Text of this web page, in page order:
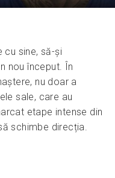
cu sine, să-și
nou început. În
nu doar a
sale, care au
etape intense din
schimbe direcția.